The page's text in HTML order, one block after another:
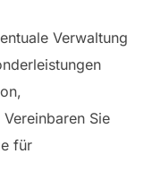
Verwaltung
Sie
für